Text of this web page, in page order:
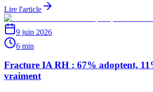
Lire l'article
9 juin 2026
6 min
Fracture IA RH : 67% adoptent,
vraiment